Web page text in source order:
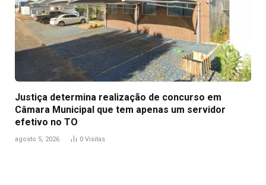
Justiça determina realização de concurso em
Câmara Municipal que tem apenas um servidor
efetivo no TO
agosto 5, 2026 0 Visitas